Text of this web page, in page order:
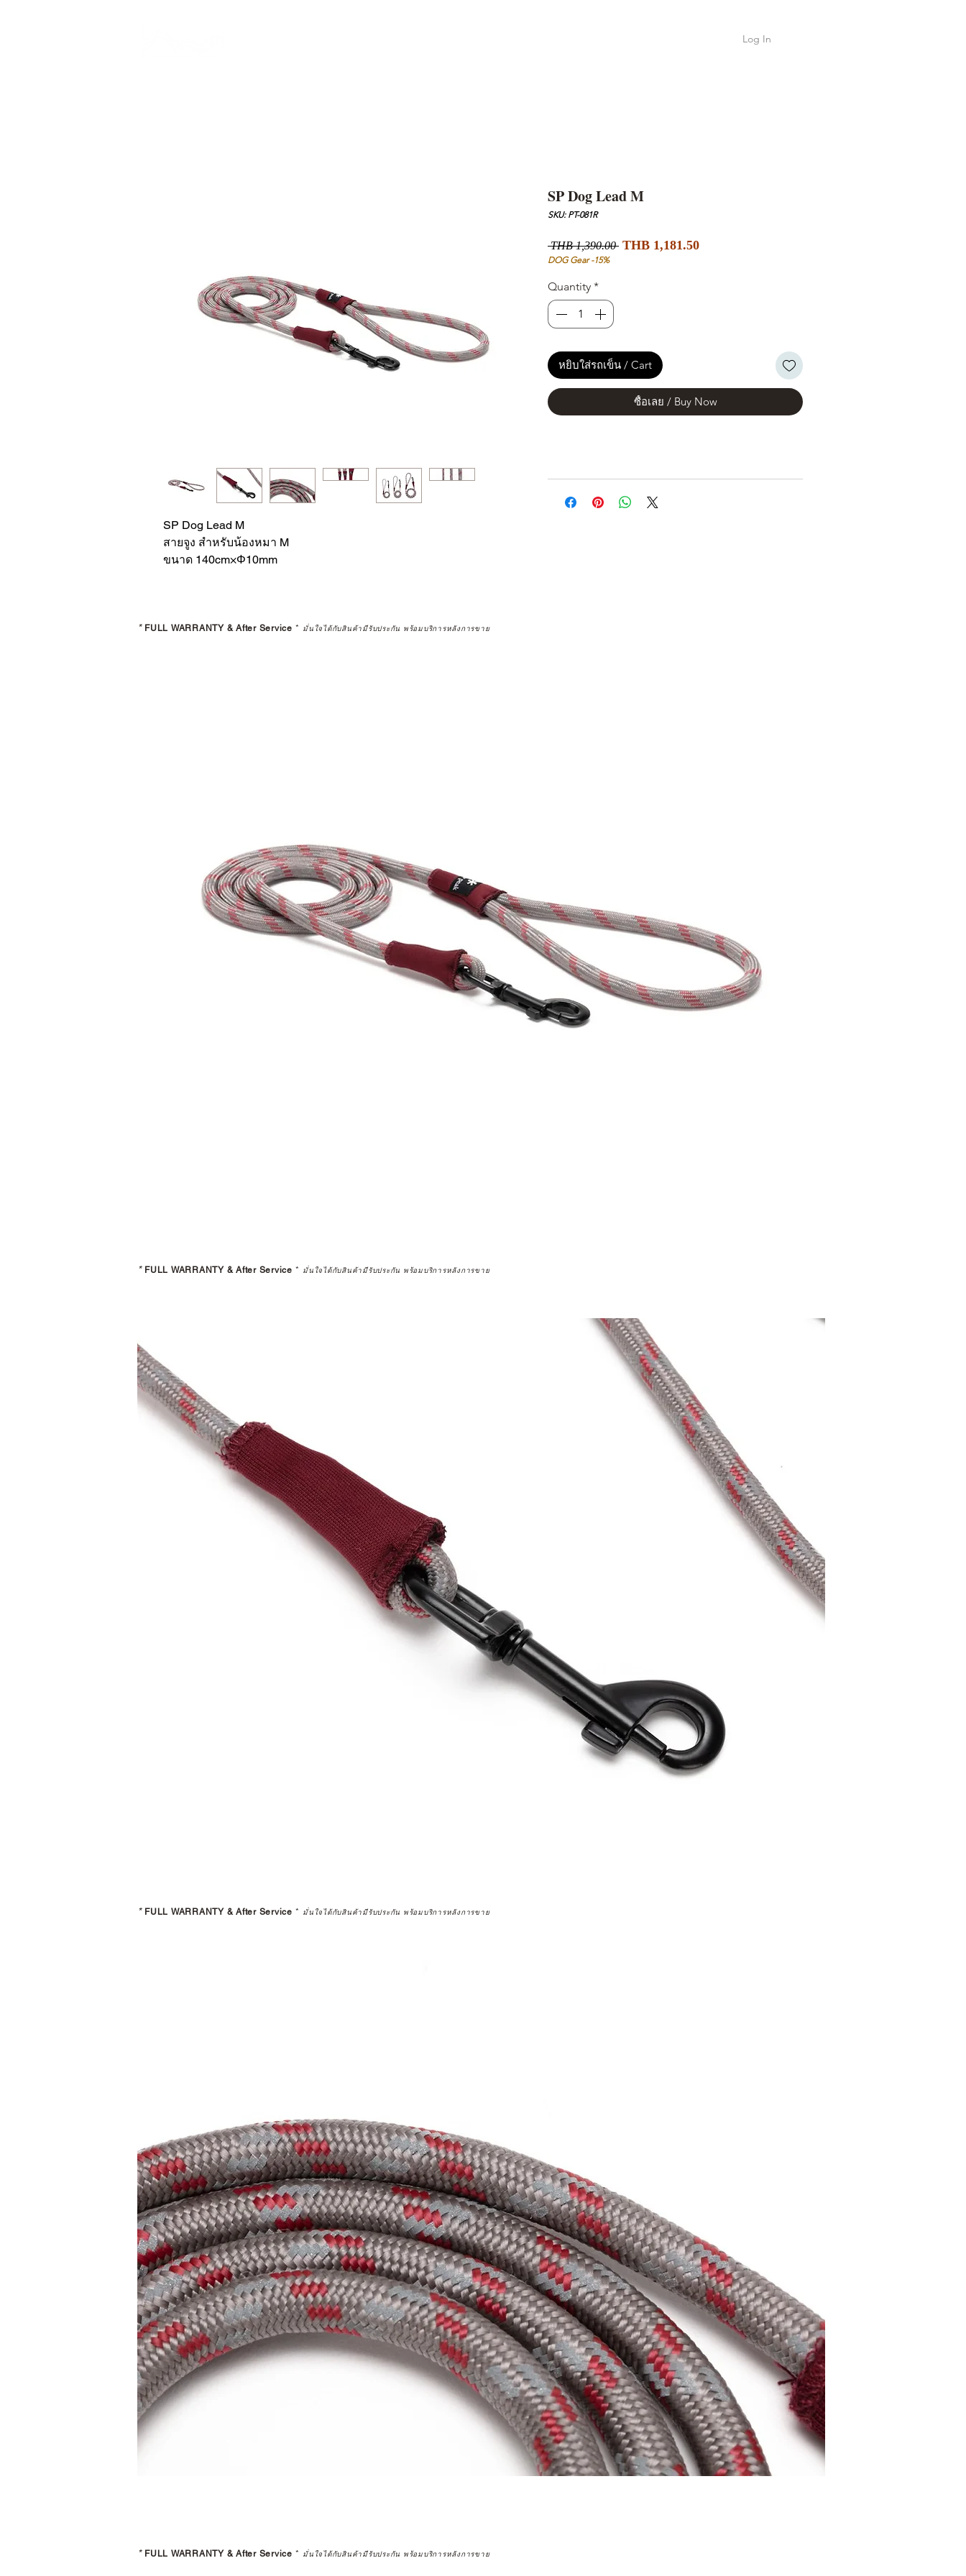
Log In
SP Dog Lead M
สายจูง สำหรับน้องหมา M
ขนาด 140cm×Φ10mm
SP Dog Lead M
SKU: PT-081R
THB 1,390.00 Regular
THB 1,181.50Sale
DOG Gear -15%
Quantity *
หยิบใส่รถเข็น / Cart
ซื้อเลย / Buy Now
* FULL WARRANTY & After Service * มั่นใจได้กับสินค้ามีรับประกัน พร้อมบริการหลังการขาย
* FULL WARRANTY & After Service * มั่นใจได้กับสินค้ามีรับประกัน พร้อมบริการหลังการขาย
* FULL WARRANTY & After Service * มั่นใจได้กับสินค้ามีรับประกัน พร้อมบริการหลังการขาย
* FULL WARRANTY & After Service * มั่นใจได้กับสินค้ามีรับประกัน พร้อมบริการหลังการขาย